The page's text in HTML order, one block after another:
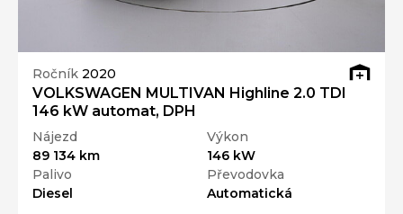
Ročník 2020
VOLKSWAGEN MULTIVAN Highline 2.0 TDI
146 kW automat, DPH
Nájezd
89 134 km
Výkon
146 kW
Palivo
Diesel
Převodovka
Automatická